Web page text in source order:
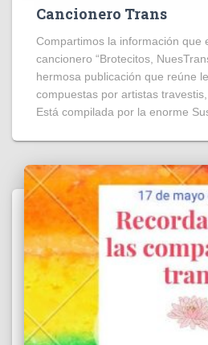
Cancionero Trans
Compartimos la información que
cancionero “Brotecitos,
hermosa publicación que reúne
compuestas por artistas
Está compilada por la enorme